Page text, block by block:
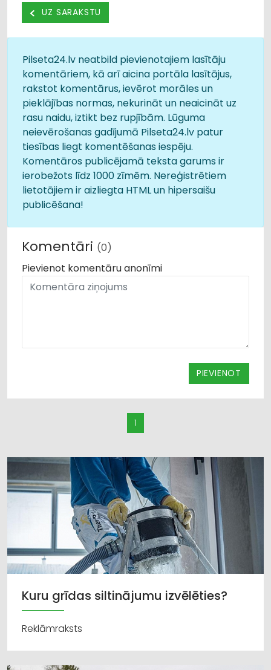
UZ SARAKSTU
Pilseta24.lv neatbild pievienotajiem lasītāju
komentāriem, kā arī aicina portāla lasītājus,
rakstot komentārus, ievērot morāles un
pieklājības normas, nekurināt un neaicināt uz
rasu naidu, iztikt bez rupjībām. Lūguma
neievērošanas gadījumā Pilseta24.lv patur
tiesības liegt komentēšanas iespēju.
Komentāros publicējamā teksta garums ir
ierobežots līdz 1000 zīmēm. Nereģistrētiem
lietotājiem ir aizliegta HTML un hipersaišu
publicēšana!
Komentāri (0)
Pievienot komentāru anonīmi
PIEVIENOT
1
Kuru grīdas siltinājumu izvēlēties?
Reklāmraksts